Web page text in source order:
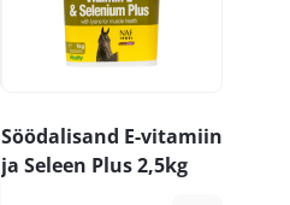
Söödalisand E-vitamiin
ja Seleen Plus 2,5kg